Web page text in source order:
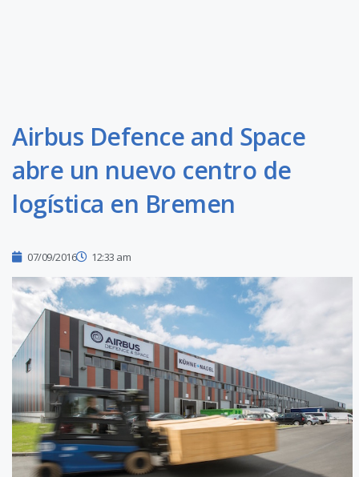
Airbus Defence and Space
abre un nuevo centro de
logística en Bremen
07/09/2016 12:33 am